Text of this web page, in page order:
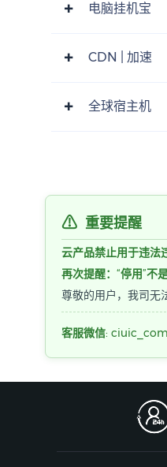
电脑挂机宝
CDN | 加速
全球宿主机
⚠ 重要提醒
云产品禁止用于违法
再次提醒：“停用”不
尊敬的用户，我司无
客服微信: